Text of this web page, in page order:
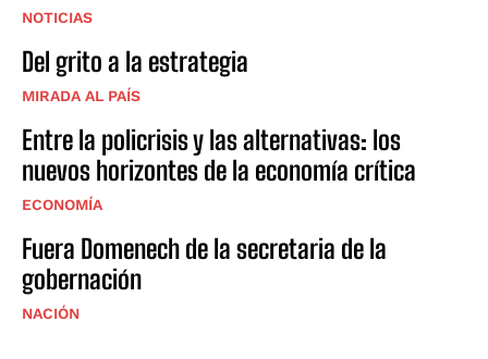
NOTICIAS
Del grito a la estrategia
MIRADA AL PAÍS
Entre la policrisis y las alternativas: los
nuevos horizontes de la economía crítica
ECONOMÍA
Fuera Domenech de la secretaria de la
gobernación
NACIÓN